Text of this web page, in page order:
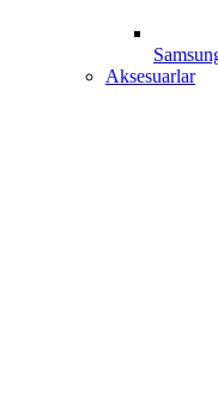
Aksesuarlar